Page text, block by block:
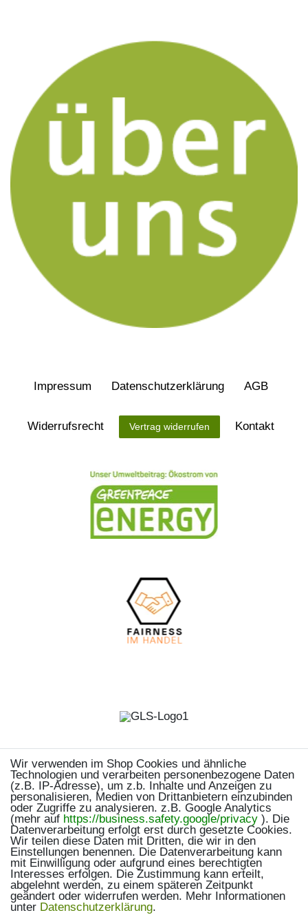
Impressum Daten­schutz­erklärung AGB
Widerrufs­recht Vertrag widerrufen Kontakt
Wir verwenden im Shop Cookies und ähnliche
Technologien und verarbeiten personenbezogene Daten
(z.B. IP-Adresse), um z.b. Inhalte und Anzeigen zu
personalisieren, Medien von Drittanbietern einzubinden
oder Zugriffe zu analysieren. z.B. Google Analytics
(mehr auf https://business.safety.google/privacy ). Die
Datenverarbeitung erfolgt erst durch gesetzte Cookies.
Wir teilen diese Daten mit Dritten, die wir in den
Einstellungen benennen. Die Datenverarbeitung kann
mit Einwilligung oder aufgrund eines berechtigten
Interesses erfolgen. Die Zustimmung kann erteilt,
abgelehnt werden, zu einem späteren Zeitpunkt
geändert oder widerrufen werden. Mehr Informationen
unter Daten­schutz­erklärung.